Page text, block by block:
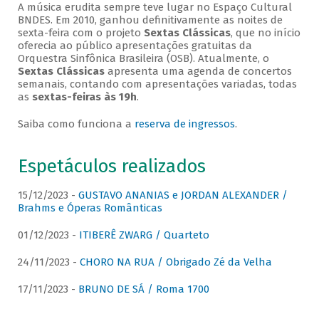
A música erudita sempre teve lugar no Espaço Cultural
BNDES. Em 2010, ganhou definitivamente as noites de
sexta-feira com o projeto Sextas Clássicas, que no início
oferecia ao público apresentações gratuitas da
Orquestra Sinfônica Brasileira (OSB). Atualmente, o
Sextas Clássicasapresenta uma agenda de concertos
semanais, contando com apresentações variadas, todas
as sextas-feiras às 19h.
Saiba como funciona a reserva de ingressos.
Espetáculos realizados
15/12/2023 - GUSTAVO ANANIAS e JORDAN ALEXANDER /
Brahms e Óperas Românticas
01/12/2023 - ITIBERÊ ZWARG / Quarteto
24/11/2023 - CHORO NA RUA / Obrigado Zé da Velha
17/11/2023 - BRUNO DE SÁ / Roma 1700